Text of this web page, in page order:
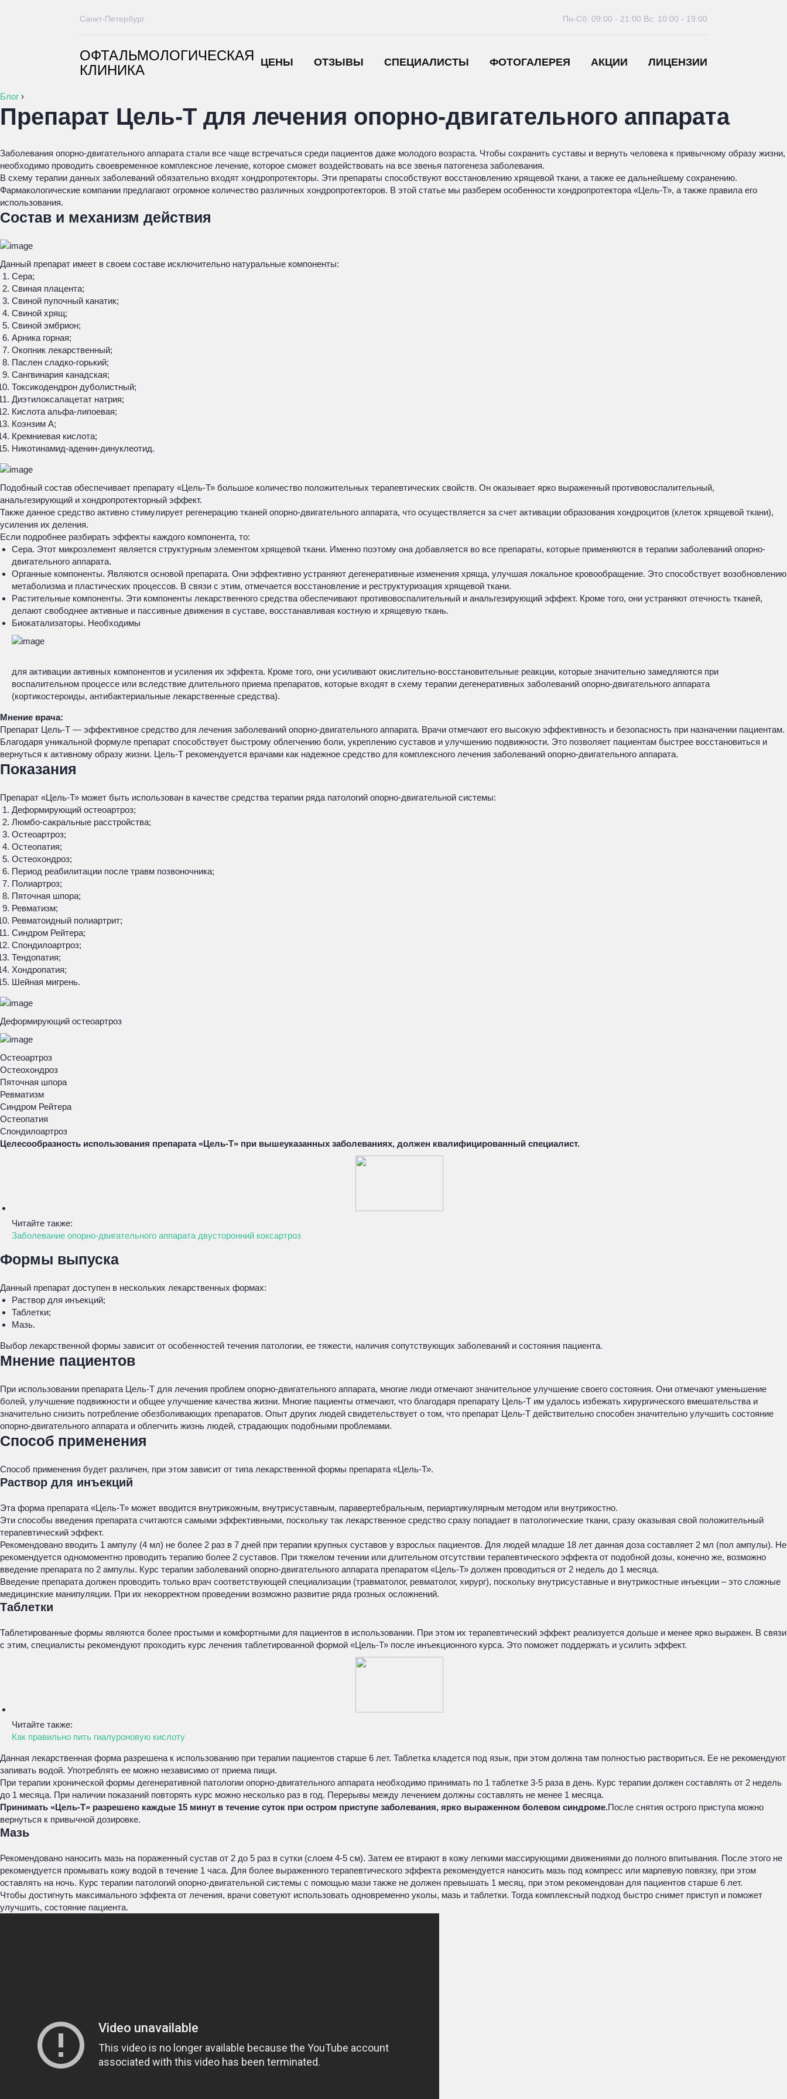
ОФТАЛЬМОЛОГИЧЕСКАЯ
КЛИНИКА
ЦЕНЫ ОТЗЫВЫ СПЕЦИАЛИСТЫ ФОТОГАЛЕРЕЯ АКЦИИ ЛИЦЕНЗИИ
Санкт-Петербург Пн-Сб: 09:00 - 21:00 Вс: 10:00 - 19:00
Блог ›
Препарат Цель-Т для лечения опорно-двигательного аппарата
Заболевания опорно-двигательного аппарата стали все чаще встречаться среди пациентов даже молодого возраста. Чтобы сохранить суставы и вернуть человека к привычному образу жизни,
необходимо проводить своевременное комплексное лечение, которое сможет воздействовать на все звенья патогенеза заболевания.
В схему терапии данных заболеваний обязательно входят хондропротекторы. Эти препараты способствуют восстановлению хрящевой ткани, а также ее дальнейшему сохранению.
Фармакологические компании предлагают огромное количество различных хондропротекторов. В этой статье мы разберем особенности хондропротектора «Цель-Т», а также правила его
использования.
Состав и механизм действия
Данный препарат имеет в своем составе исключительно натуральные компоненты:
Сера;
Свиная плацента;
Свиной пупочный канатик;
Свиной хрящ;
Свиной эмбрион;
Арника горная;
Окопник лекарственный;
Паслен сладко-горький;
Сангвинария канадская;
Токсикодендрон дуболистный;
Диэтилоксалацетат натрия;
Кислота альфа-липоевая;
Коэнзим А;
Кремниевая кислота;
Никотинамид-аденин-динуклеотид.
Подобный состав обеспечивает препарату «Цель-Т» большое количество положительных терапевтических свойств. Он оказывает ярко выраженный противовоспалительный,
анальгезирующий и хондропротекторный эффект.
Также данное средство активно стимулирует регенерацию тканей опорно-двигательного аппарата, что осуществляется за счет активации образования хондроцитов (клеток хрящевой ткани),
усиления их деления.
Если подробнее разбирать эффекты каждого компонента, то:
Сера. Этот микроэлемент является структурным элементом хрящевой ткани. Именно поэтому она добавляется во все препараты, которые применяются в терапии заболеваний опорно-
двигательного аппарата.
Органные компоненты. Являются основой препарата. Они эффективно устраняют дегенеративные изменения хряща, улучшая локальное кровообращение. Это способствует возобновлению
метаболизма и пластических процессов. В связи с этим, отмечается восстановление и реструктуризация хрящевой ткани.
Растительные компоненты. Эти компоненты лекарственного средства обеспечивают противовоспалительный и анальгезирующий эффект. Кроме того, они устраняют отечность тканей,
делают свободнее активные и пассивные движения в суставе, восстанавливая костную и хрящевую ткань.
Биокатализаторы. Необходимы
для активации активных компонентов и усиления их эффекта. Кроме того, они усиливают окислительно-восстановительные реакции, которые значительно замедляются при
воспалительном процессе или вследствие длительного приема препаратов, которые входят в схему терапии дегенеративных заболеваний опорно-двигательного аппарата
(кортикостероиды, антибактериальные лекарственные средства).
Мнение врача:
Препарат Цель-Т — эффективное средство для лечения заболеваний опорно-двигательного аппарата. Врачи отмечают его высокую эффективность и безопасность при назначении пациентам.
Благодаря уникальной формуле препарат способствует быстрому облегчению боли, укреплению суставов и улучшению подвижности. Это позволяет пациентам быстрее восстановиться и
вернуться к активному образу жизни. Цель-Т рекомендуется врачами как надежное средство для комплексного лечения заболеваний опорно-двигательного аппарата.
Показания
Препарат «Цель-Т» может быть использован в качестве средства терапии ряда патологий опорно-двигательной системы:
Деформирующий остеоартроз;
Люмбо-сакральные расстройства;
Остеоартроз;
Остеопатия;
Остеохондроз;
Период реабилитации после травм позвоночника;
Полиартроз;
Пяточная шпора;
Ревматизм;
Ревматоидный полиартрит;
Синдром Рейтера;
Спондилоартроз;
Тендопатия;
Хондропатия;
Шейная мигрень.
Деформирующий остеоартроз
Остеоартроз
Остеохондроз
Пяточная шпора
Ревматизм
Синдром Рейтера
Остеопатия
Спондилоартроз
Целесообразность использования препарата «Цель-Т» при вышеуказанных заболеваниях, должен квалифицированный специалист.
Читайте также:
Заболевание опорно-двигательного аппарата двусторонний коксартроз
Формы выпуска
Данный препарат доступен в нескольких лекарственных формах:
Раствор для инъекций;
Таблетки;
Мазь.
Выбор лекарственной формы зависит от особенностей течения патологии, ее тяжести, наличия сопутствующих заболеваний и состояния пациента.
Мнение пациентов
При использовании препарата Цель-Т для лечения проблем опорно-двигательного аппарата, многие люди отмечают значительное улучшение своего состояния. Они отмечают уменьшение
болей, улучшение подвижности и общее улучшение качества жизни. Многие пациенты отмечают, что благодаря препарату Цель-Т им удалось избежать хирургического вмешательства и
значительно снизить потребление обезболивающих препаратов. Опыт других людей свидетельствует о том, что препарат Цель-Т действительно способен значительно улучшить состояние
опорно-двигательного аппарата и облегчить жизнь людей, страдающих подобными проблемами.
Способ применения
Способ применения будет различен, при этом зависит от типа лекарственной формы препарата «Цель-Т».
Раствор для инъекций
Эта форма препарата «Цель-Т» может вводится внутрикожным, внутрисуставным, паравертебральным, периартикулярным методом или внутрикостно.
Эти способы введения препарата считаются самыми эффективными, поскольку так лекарственное средство сразу попадает в патологические ткани, сразу оказывая свой положительный
терапевтический эффект.
Рекомендовано вводить 1 ампулу (4 мл) не более 2 раз в 7 дней при терапии крупных суставов у взрослых пациентов. Для людей младше 18 лет данная доза составляет 2 мл (пол ампулы). Не
рекомендуется одномоментно проводить терапию более 2 суставов. При тяжелом течении или длительном отсутствии терапевтического эффекта от подобной дозы, конечно же, возможно
введение препарата по 2 ампулы. Курс терапии заболеваний опорно-двигательного аппарата препаратом «Цель-Т» должен проводиться от 2 недель до 1 месяца.
Введение препарата должен проводить только врач соответствующей специализации (травматолог, ревматолог, хирург), поскольку внутрисуставные и внутрикостные инъекции – это сложные
медицинские манипуляции. При их некорректном проведении возможно развитие ряда грозных осложнений.
Таблетки
Таблетированные формы являются более простыми и комфортными для пациентов в использовании. При этом их терапевтический эффект реализуется дольше и менее ярко выражен. В связи
с этим, специалисты рекомендуют проходить курс лечения таблетированной формой «Цель-Т» после инъекционного курса. Это поможет поддержать и усилить эффект.
Читайте также:
Как правильно пить гиалуроновую кислоту
Данная лекарственная форма разрешена к использованию при терапии пациентов старше 6 лет. Таблетка кладется под язык, при этом должна там полностью раствориться. Ее не рекомендуют
запивать водой. Употреблять ее можно независимо от приема пищи.
При терапии хронической формы дегенеративной патологии опорно-двигательного аппарата необходимо принимать по 1 таблетке 3-5 раза в день. Курс терапии должен составлять от 2 недель
до 1 месяца. При наличии показаний повторять курс можно несколько раз в год. Перерывы между лечением должны составлять не менее 1 месяца.
Принимать «Цель-Т» разрешено каждые 15 минут в течение суток при остром приступе заболевания, ярко выраженном болевом синдроме.После снятия острого приступа можно
вернуться к привычной дозировке.
Мазь
Рекомендовано наносить мазь на пораженный сустав от 2 до 5 раз в сутки (слоем 4-5 см). Затем ее втирают в кожу легкими массирующими движениями до полного впитывания. После этого не
рекомендуется промывать кожу водой в течение 1 часа. Для более выраженного терапевтического эффекта рекомендуется наносить мазь под компресс или марлевую повязку, при этом
оставлять на ночь. Курс терапии патологий опорно-двигательной системы с помощью мази также не должен превышать 1 месяц, при этом рекомендован для пациентов старше 6 лет.
Чтобы достигнуть максимального эффекта от лечения, врачи советуют использовать одновременно уколы, мазь и таблетки. Тогда комплексный подход быстро снимет приступ и поможет
улучшить, состояние пациента.